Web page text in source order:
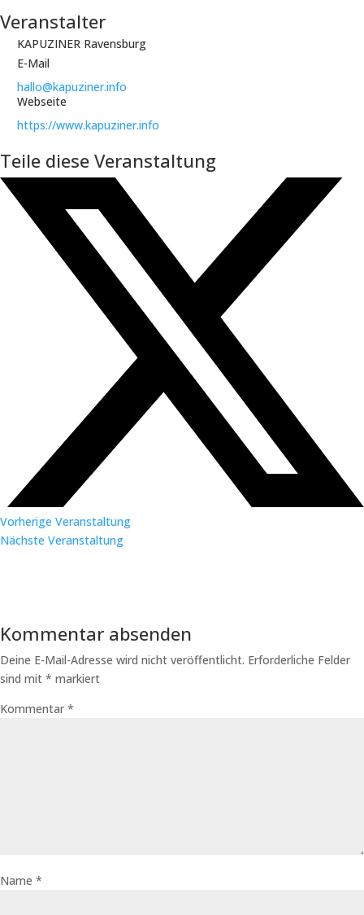
Veranstalter
KAPUZINER Ravensburg
E-Mail
hallo@kapuziner.info
Webseite
https://www.kapuziner.info
Teile diese Veranstaltung
Vorherige Veranstaltung
Nächste Veranstaltung
Kommentar absenden
Deine E-Mail-Adresse wird nicht veröffentlicht. Erforderliche Felder
sind mit * markiert
Kommentar *
Name *